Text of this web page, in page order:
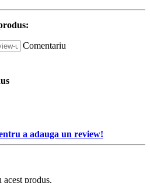
Comentariu
a adauga un review!
produs.